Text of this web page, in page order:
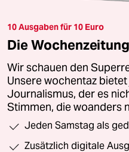
10 Ausgaben für 10 Euro
Die
Wir schauen den
Unsere wochentaz
Journalismus, der es
Stimmen, die woanders
Jeden Samstag als
Zusätzlich digitale